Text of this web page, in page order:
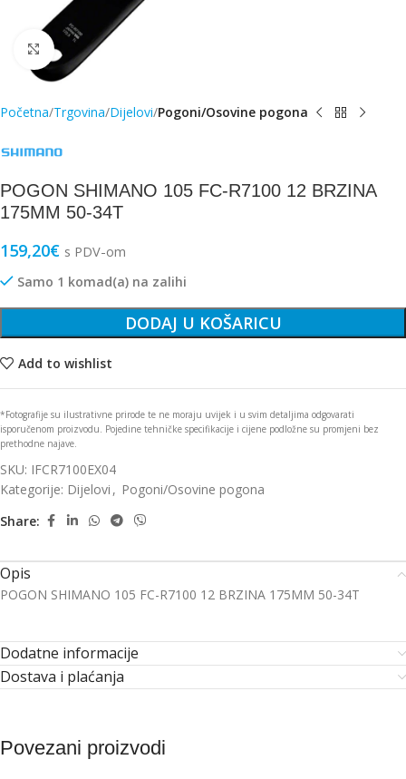
Click to enlarge
Početna Trgovina Dijelovi Pogoni/Osovine pogona
POGON SHIMANO 105 FC-R7100 12 BRZINA
175MM 50-34T
159,20€ s PDV-om
Samo 1 komad(a) na zalihi
DODAJ U KOŠARICU
Add to wishlist
*Fotografije su ilustrativne prirode te ne moraju uvijek i u svim detaljima odgovarati
isporučenom proizvodu. Pojedine tehničke specifikacije i cijene podložne su promjeni bez
prethodne najave.
SKU: IFCR7100EX04
Kategorije: Dijelovi , Pogoni/Osovine pogona
Share:
Opis
POGON SHIMANO 105 FC-R7100 12 BRZINA 175MM 50-34T
Dodatne informacije
Dostava i plaćanja
Povezani proizvodi